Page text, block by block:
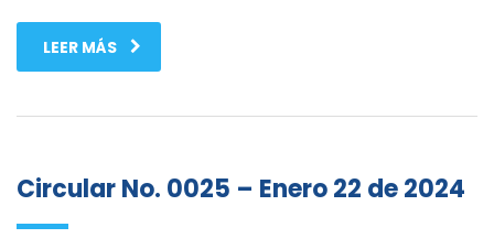
LEER MÁS
Circular No. 0025 – Enero 22 de 2024